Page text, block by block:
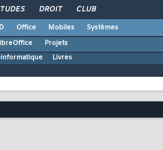
DROIT CLUB
Office Mobiles
Systèmes
Projets
Livres